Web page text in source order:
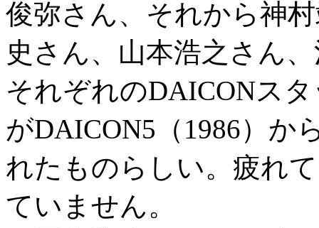
俊弥さん、それから神
史さん、山本浩之さん
それぞれのDAICONス
がDAICON5（1986）か
れたものらしい。疲れ
ていません。